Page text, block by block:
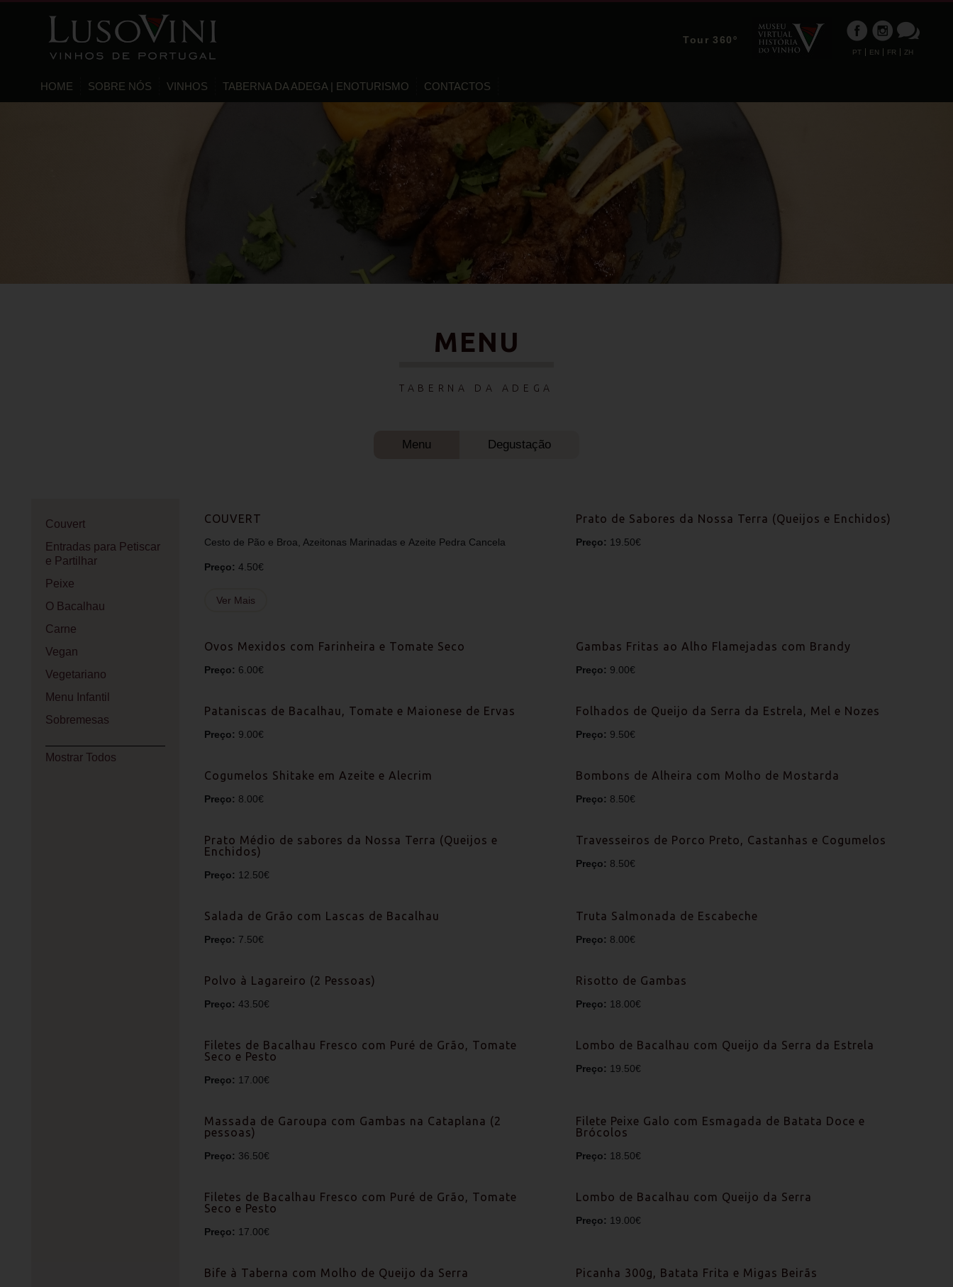
Tour 360º
PT EN FR ZH
HOME SOBRE NÓS VINHOS TABERNA DA ADEGA | ENOTURISMO CONTACTOS
MENU
TABERNA DA ADEGA
Menu Degustação
Couvert
Entradas para Petiscar
e Partilhar
Peixe
O Bacalhau
Carne
Vegan
Vegetariano
Menu Infantil
Sobremesas
Mostrar Todos
COUVERT
Cesto de Pão e Broa, Azeitonas Marinadas e Azeite Pedra Cancela
Preço:4.50€
Ver Mais
Prato de Sabores da Nossa Terra (Queijos e Enchidos)
Preço: 19.50€
Ovos Mexidos com Farinheira e Tomate Seco
Preço: 6.00€
Gambas Fritas ao Alho Flamejadas com Brandy
Preço: 9.00€
Pataniscas de Bacalhau, Tomate e Maionese de Ervas
Preço: 9.00€
Folhados de Queijo da Serra da Estrela, Mel e Nozes
Preço: 9.50€
Cogumelos Shitake em Azeite e Alecrim
Preço: 8.00€
Bombons de Alheira com Molho de Mostarda
Preço: 8.50€
Prato Médio de sabores da Nossa Terra (Queijos e
Enchidos)
Preço: 12.50€
Travesseiros de Porco Preto, Castanhas e Cogumelos
Preço: 8.50€
Salada de Grão com Lascas de Bacalhau
Preço: 7.50€
Truta Salmonada de Escabeche
Preço: 8.00€
Polvo à Lagareiro (2 Pessoas)
Preço:43.50€
Risotto de Gambas
Preço: 18.00€
Filetes de Bacalhau Fresco com Puré de Grão, Tomate
Seco e Pesto
Preço: 17.00€
Lombo de Bacalhau com Queijo da Serra da Estrela
Preço: 19.50€
Massada de Garoupa com Gambas na Cataplana (2
pessoas)
Preço: 36.50€
Filete Peixe Galo com Esmagada de Batata Doce e
Brócolos
Preço: 18.50€
Filetes de Bacalhau Fresco com Puré de Grão, Tomate
Seco e Pesto
Preço: 17.00€
Lombo de Bacalhau com Queijo da Serra
Preço: 19.00€
Bife à Taberna com Molho de Queijo da Serra Picanha 300g, Batata Frita e Migas Beirãs